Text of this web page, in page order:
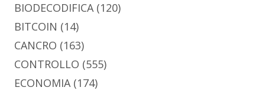
BIODECODIFICA(120)
BITCOIN (14)
CANCRO (163)
CONTROLLO (555)
ECONOMIA(174)